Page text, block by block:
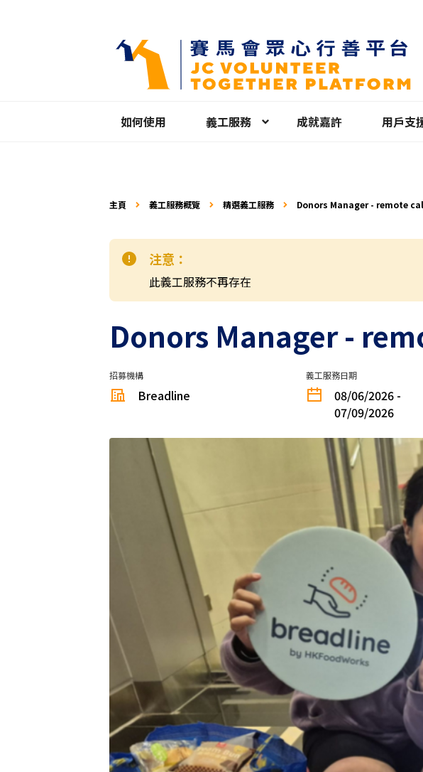
如何使用 義工服務 成就嘉許 用戶支
主頁 義工服務概覽 精選義工服務
Donors Manager - remote
注意：
此義工服務不再存在
Donors Manager -
招募機構
Breadline
義工服務日期
08/06/2026 -
07/09/2026